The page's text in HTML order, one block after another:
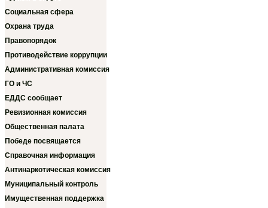
Социальная сфера
Охрана труда
Правопорядок
Противодействие коррупции
Административная комиссия
ГО и ЧС
ЕДДС сообщает
Ревизионная комиссия
Общественная палата
Победе посвящается
Справочная информация
Антинаркотическая комиссия
Муниципальный контроль
Имущественная поддержка